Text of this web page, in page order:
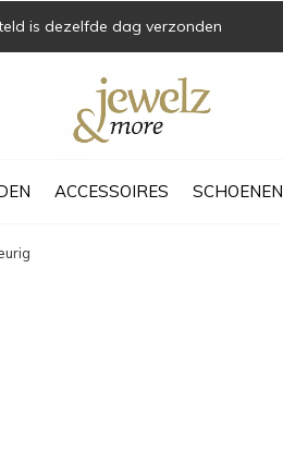
ACCESSOIRES SCHOENEN
is dezelfde dag verzonden